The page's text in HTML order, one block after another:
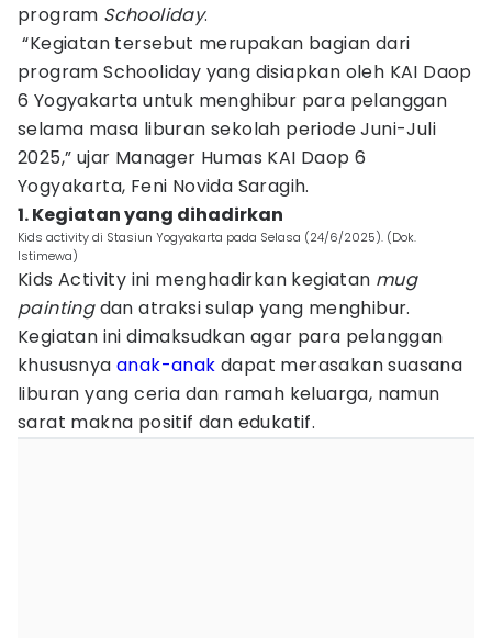
program Schooliday.
“Kegiatan tersebut merupakan bagian dari
program Schooliday yang disiapkan oleh KAI Daop
6 Yogyakarta untuk menghibur para pelanggan
selama masa liburan sekolah periode Juni-Juli
2025,” ujar Manager Humas KAI Daop 6
Yogyakarta, Feni Novida Saragih.
1. Kegiatan yang dihadirkan
Kids activity di Stasiun Yogyakarta pada Selasa (24/6/2025). (Dok.
Istimewa)
Kids Activity ini menghadirkan kegiatan mug
paintingdan atraksi sulap yang menghibur.
Kegiatan ini dimaksudkan agar para pelanggan
khususnyaanak-anak dapat merasakan suasana
liburan yang ceria dan ramah keluarga, namun
sarat makna positif dan edukatif.